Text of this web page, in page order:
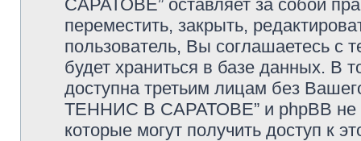
САРАТОВЕ” оставляет за собой
переместить, закрыть,
пользователь, Вы соглашаетесь с
будет храниться в базе данных. В
доступна третьим лицам без
ТЕННИС В САРАТОВЕ” и phpBB не
которые могут получить доступ к